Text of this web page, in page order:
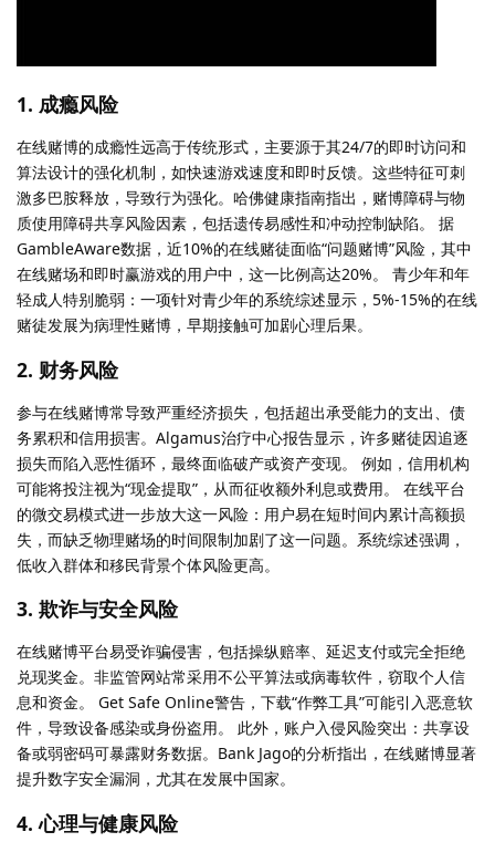
1. 成瘾风险
在线赌博的成瘾性远高于传统形式，主要源于其24/7的即时访问和
算法设计的强化机制，如快速游戏速度和即时反馈。这些特征可刺
激多巴胺释放，导致行为强化。哈佛健康指南指出，赌博障碍与物
质使用障碍共享风险因素，包括遗传易感性和冲动控制缺陷。 据
GambleAware数据，近10%的在线赌徒面临“问题赌博”风险，其中
在线赌场和即时赢游戏的用户中，这一比例高达20%。 青少年和年
轻成人特别脆弱：一项针对青少年的系统综述显示，5%-15%的在线
赌徒发展为病理性赌博，早期接触可加剧心理后果。
2. 财务风险
参与在线赌博常导致严重经济损失，包括超出承受能力的支出、债
务累积和信用损害。Algamus治疗中心报告显示，许多赌徒因追逐
损失而陷入恶性循环，最终面临破产或资产变现。 例如，信用机构
可能将投注视为“现金提取”，从而征收额外利息或费用。 在线平台
的微交易模式进一步放大这一风险：用户易在短时间内累计高额损
失，而缺乏物理赌场的时间限制加剧了这一问题。系统综述强调，
低收入群体和移民背景个体风险更高。
3. 欺诈与安全风险
在线赌博平台易受诈骗侵害，包括操纵赔率、延迟支付或完全拒绝
兑现奖金。非监管网站常采用不公平算法或病毒软件，窃取个人信
息和资金。 Get Safe Online警告，下载“作弊工具”可能引入恶意软
件，导致设备感染或身份盗用。 此外，账户入侵风险突出：共享设
备或弱密码可暴露财务数据。Bank Jago的分析指出，在线赌博显著
提升数字安全漏洞，尤其在发展中国家。
4. 心理与健康风险